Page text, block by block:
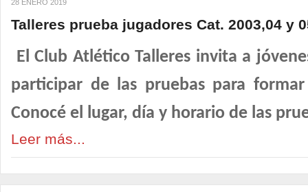
28 ENERO 2019
Talleres prueba jugadores Cat. 2003,04 y
El Club Atlético Talleres invita a
participar de las pruebas para
Conocé el lugar, día y horario de las
Leer más...